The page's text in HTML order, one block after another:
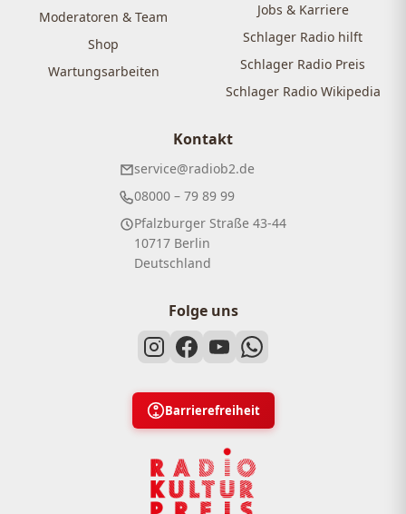
Moderatoren & Team
Shop
Wartungsarbeiten
Jobs & Karriere
Schlager Radio hilft
Schlager Radio Preis
Schlager Radio Wikipedia
Kontakt
service@radiob2.de
08000 – 79 89 99
Pfalzburger Straße 43-44
10717 Berlin
Deutschland
Folge uns
Barrierefreiheit